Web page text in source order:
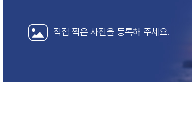
직접 찍은 사진을등록해 주세요.